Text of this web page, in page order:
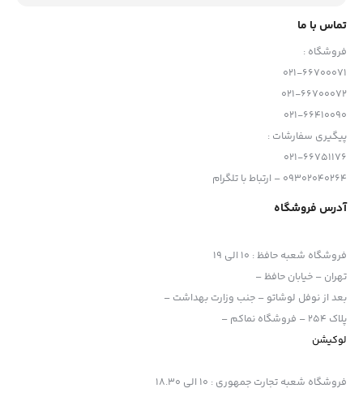
تماس با ما
فروشگاه :
021-66700071
021-66700072
021-66410090
پیگیری سفارشات :
021-66751176
09302040264 – ارتباط با تلگرام
آدرس فروشگاه
فروشگاه شعبه حافظ: 10 الی 19
تهران – خیابان حافظ –
بعد از نوفل لوشاتو – جنب وزارت بهداشت –
پلاک 254 – فروشگاه نماکم –
لوکیشن
فروشگاه شعبه تجارت جمهوری : 10 الی 18.30